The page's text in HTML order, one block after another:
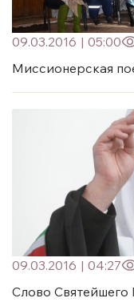
09.03.2016 | 05:00
Миссионерская
09.03.2016 | 04:27
Слово